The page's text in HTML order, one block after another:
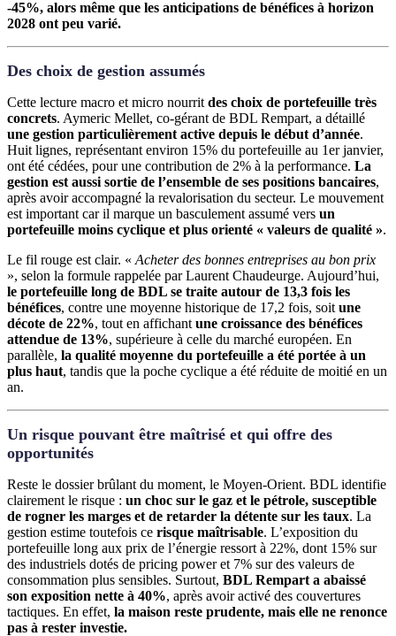
-45%, alors même que les anticipations de bénéfices à horizon
2028 ont peu varié.
Des choix de gestion assumés
Cette lecture macro et micro nourrit des choix de portefeuille très
concrets. Aymeric Mellet, co-gérant de BDL Rempart, a détaillé
une gestion particulièrement active depuis le début d’année.
Huit lignes, représentant environ 15% du portefeuille au 1er janvier,
ont été cédées, pour une contribution de 2% à la performance. La
gestion est aussi sortie de l’ensemble de ses positions bancaires,
après avoir accompagné la revalorisation du secteur. Le mouvement
est important car il marque un basculement assumé vers un
portefeuille moins cyclique et plus orienté « valeurs de qualité ».
Le fil rouge est clair. « Acheter des bonnes entreprises au bon prix
», selon la formule rappelée par Laurent Chaudeurge. Aujourd’hui,
le portefeuille long de BDL se traite autour de 13,3 fois les
bénéfices, contre une moyenne historique de 17,2 fois, soit une
décote de 22%, tout en affichant une croissance des bénéfices
attendue de 13%, supérieure à celle du marché européen. En
parallèle, la qualité moyenne du portefeuille a été portée à un
plus haut, tandis que la poche cyclique a été réduite de moitié en un
an.
Un risque pouvant être maîtrisé et qui offre des
opportunités
Reste le dossier brûlant du moment, le Moyen-Orient. BDL identifie
clairement le risque : un choc sur le gaz et le pétrole, susceptible
de rogner les marges et de retarder la détente sur les taux. La
gestion estime toutefois ce risque maîtrisable. L’exposition du
portefeuille long aux prix de l’énergie ressort à 22%, dont 15% sur
des industriels dotés de pricing power et 7% sur des valeurs de
consommation plus sensibles. Surtout, BDL Rempart a abaissé
son exposition nette à 40%, après avoir activé des couvertures
tactiques. En effet, la maison reste prudente, mais elle ne renonce
pas à rester investie.